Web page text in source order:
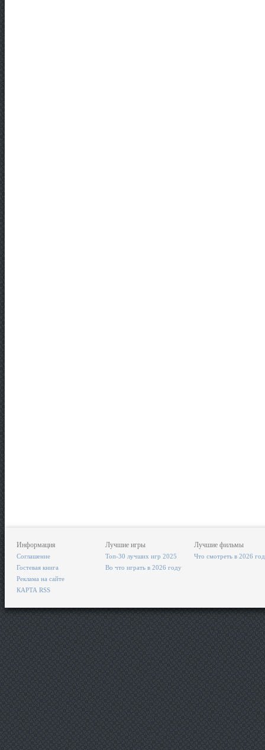
Информация
Соглашение
Гостевая книга
Реклама на сайте
КАРТА RSS
Лучшие игры
Топ-30 лучших игр 2025
Во что играть в 2026 году
Лучшие фильмы
Что смотреть в 2026